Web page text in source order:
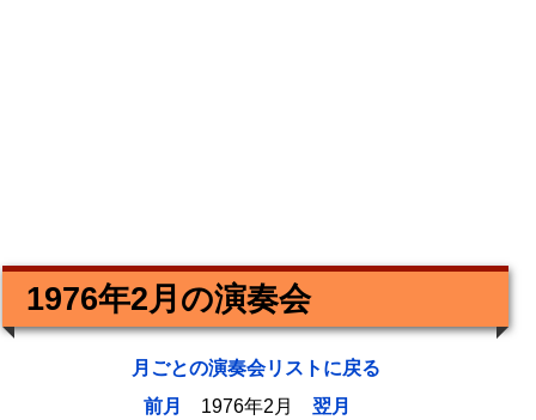
1976年2月の演奏会
月ごとの演奏会リストに戻る
前月
1976年2月翌月